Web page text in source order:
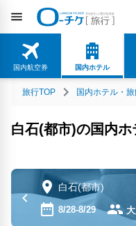
国内航空券 国内ホテル
旅行TOP 国内ホテル・
白石(都市)の国内
白石(都市)
8/28-8/29